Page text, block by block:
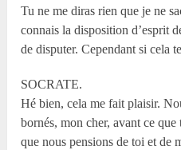
Tu ne me diras rien que je ne
connais la disposition d’esprit
de disputer. Cependant si cela
SOCRATE.
Hé bien, cela me fait plaisir.
bornés, mon cher, avant ce
que nous pensions de toi et de